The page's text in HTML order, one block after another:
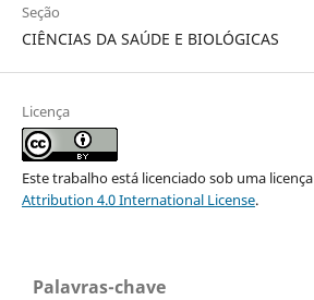
Seção
CIÊNCIAS DA SAÚDE E BIOLÓGICAS
Licença
Este trabalho está licenciado sob uma licença
Attribution 4.0 International License.
Palavras-chave